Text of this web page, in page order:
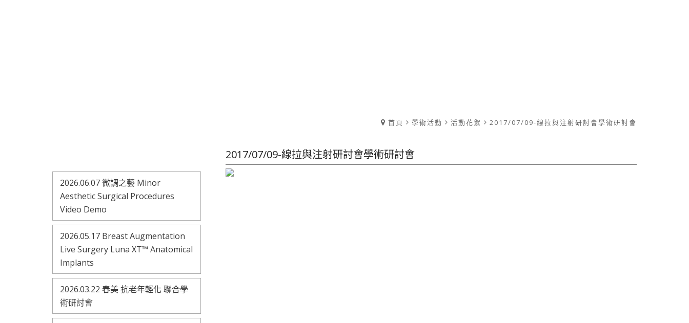
首頁 學術活動 活動花絮 2017/07/09-線拉與注射研討會學術研討會
2026.06.07 微調之藝 Minor
Aesthetic Surgical Procedures
Video Demo
2026.05.17 Breast Augmentation
Live Surgery Luna XT™ Anatomical
Implants
2026.03.22 春美 抗老年輕化 聯合學
術研討會
2017/07/09-線拉與注射研討會學術研討會